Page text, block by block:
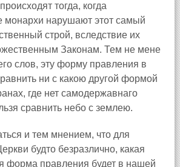
тогда, когда
нарушают этот самый
строй, вследствие их
Законам. Тем не мене
слов, эту форму правления в
ни с какою другой формой
где нет самодержавнаго
сравнить небо с землею.
и тем мнением, что для
будто безразлично, какая
форма правления будет в нашей